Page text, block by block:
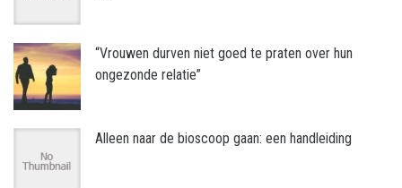
“Vrouwen durven niet goed te praten over hun
ongezonde relatie”
Alleen naar de bioscoop gaan: een handleiding